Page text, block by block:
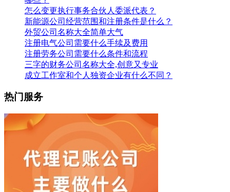
怎么变更执行事务合伙人委派代表？
新能源公司经营范围和注册条件是什么？
外贸公司名称大全简单大气
注册电气公司需要什么手续及费用
注册劳务公司需要什么条件和流程
三字的财务公司名称大全,创意又专业
成立工作室和个人独资企业有什么不同？
热门服务